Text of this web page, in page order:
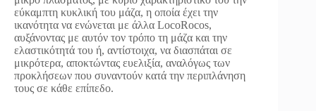
εύκαμπτη κυκλική του μάζα, η οποία έχει την
ικανότητα να ενώνεται με άλλα LocoRocos,
αυξάνοντας με αυτόν τον τρόπο τη μάζα και την
ελαστικότητά του ή, αντίστοιχα, να διασπάται σε
μικρότερα, αποκτώντας ευελιξία, αναλόγως των
προκλήσεων που συναντούν κατά την περιπλάνηση
τους σε κάθε επίπεδο.